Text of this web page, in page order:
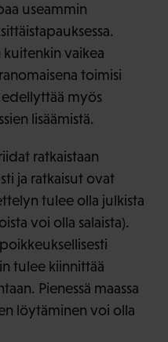
useammin
vaikea
toimisi
myös
lisäämistä.
ratkaistaan
ja ratkaisut ovat
tulee olla julkista
voi olla salaista).
tulee kiinnittää
Pienessä maassa
löytäminen voi olla